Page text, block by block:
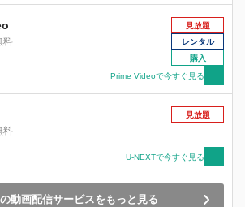
・クラブを結成することに。オーディションに
まったのはチア未経験どころか、腕も足も上が
ない8人。周りには絶対できっこないと笑われ
ながらも、お互いを励まし合って練習に打ち込
料
見放題
レンタル
購入
Prime Videoで今すぐ見る
料
見放題
U-NEXTで今すぐ見る
動画配信サービスをもっと見る